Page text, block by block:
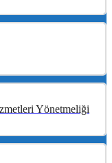
Yönetmeliği